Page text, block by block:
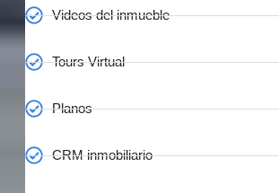
Videos del inmueble
Tours Virtual
Planos
CRM inmobiliario